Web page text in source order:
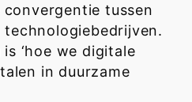
tussen
‘hoe we digitale
in duurzame